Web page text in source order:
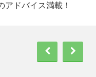
ドバイス満載！